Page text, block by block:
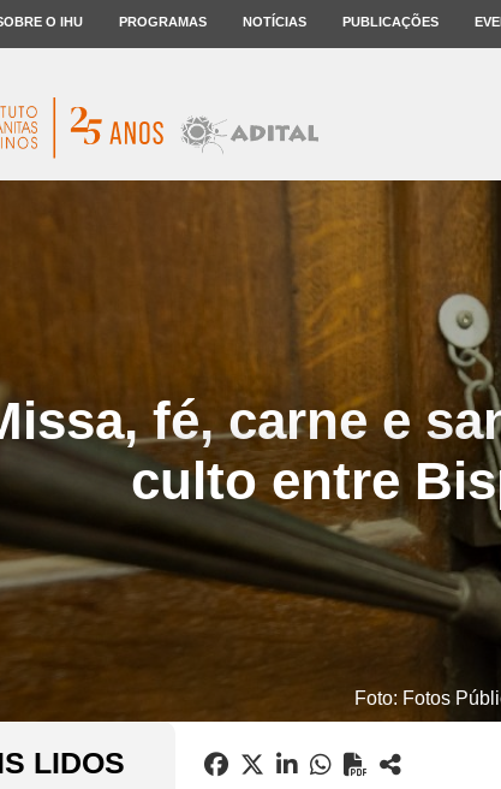
O IHU PROGRAMAS NOTÍCIAS PUBLICAÇÕES
fé, carne e
culto entre
Foto: Fotos
LIDOS